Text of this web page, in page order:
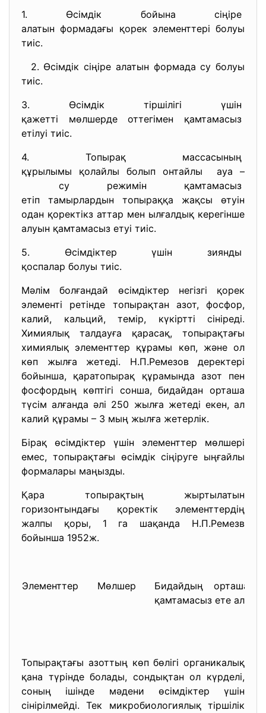
1. Өсімдік бойына сіңіре
алатын формадағы қорек элементтері болуы
тиіс.
2. Өсімдік сіңіре алатын формада су болуы
тиіс.
3. Өсімдік тіршілігі үшін
қажетті мөлшерде оттегімен қамтамасыз
етілуі тиіс.
4. Топырақ массасының
құрылымы қолайлы болып онтайлы ауа –
су режимін қамтамасыз
етіп тамырлардын топыраққа жақсы өтуін
одан қоректікз аттар мен ылғалдық керегінше
алуын қамтамасыз етуі тиіс.
5. Өсімдіктер үшін зиянды
қоспалар болуы тиіс.
Мәлім болғандай өсімдіктер негізгі қорек
элементі ретінде топырақтан азот, фосфор,
калий, кальций, темір, күкіртті сініреді.
Химиялық талдауға қарасақ, топырақтағы
химиялық элементтер құрамы көп, және ол
көп жылға жетеді. Н.П.Ремезов деректері
бойынша, қаратопырақ құрамында азот пен
фосфордың көптігі сонша, бидайдан орташа
түсім алғанда әлі 250 жылға жетеді екен, ал
калий құрамы – 3 мың жылға жетерлік.
Бірақ өсімдіктер үшін элементтер мөлшері
емес, топырақтағы өсімдік сіңіруге ыңғайлы
формалары маңызды.
Қара топырақтың жыртылатын
горизонтындағы қоректік элементтердің
жалпы қоры, 1 га шақанда Н.П.Ремезв
бойынша 1952ж.
Элементтер Мөлшер
Бидайдың орташа
қамтамасыз ете алады
Топырақтағы азоттың көп бөлігі органикалық
қана түрінде болады, сондықтан ол күрделі,
соның ішінде мәдени өсімдіктер үшін
сінірілмейді. Тек микробиологиялық тіршілік